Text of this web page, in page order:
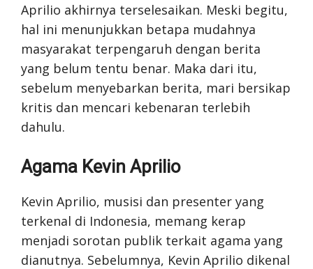
Aprilio akhirnya terselesaikan. Meski begitu,
hal ini menunjukkan betapa mudahnya
masyarakat terpengaruh dengan berita
yang belum tentu benar. Maka dari itu,
sebelum menyebarkan berita, mari bersikap
kritis dan mencari kebenaran terlebih
dahulu.
Agama Kevin Aprilio
Kevin Aprilio, musisi dan presenter yang
terkenal di Indonesia, memang kerap
menjadi sorotan publik terkait agama yang
dianutnya. Sebelumnya, Kevin Aprilio dikenal